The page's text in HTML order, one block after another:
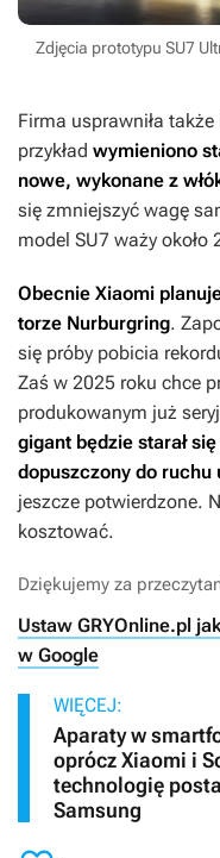
Zdjęcia prototypu SU7
Firma usprawniła
przykład wymieniono
nowe, wykonane z
się zmniejszyć wagę
model SU7 waży około
Obecnie Xiaomi
torze Nurburgring.
się próby pobicia
Zaś w 2025 roku chce
produkowanym już
gigant będzie starał
dopuszczony do ruchu
jeszcze potwierdzone.
kosztować.
Dziękujemy za
Ustaw GRYOnline.pl
w Google
WIĘCEJ:
Aparaty w
oprócz Xiaomi i
technologię
Samsung